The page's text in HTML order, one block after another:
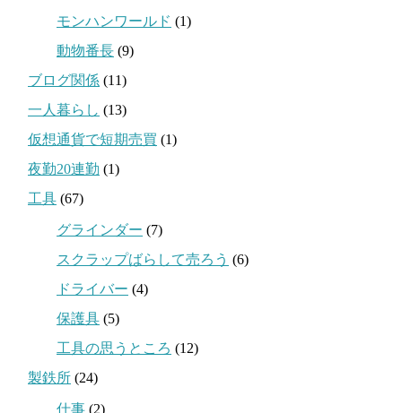
モンハンワールド (1)
動物番長 (9)
ブログ関係 (11)
一人暮らし (13)
仮想通貨で短期売買 (1)
夜勤20連勤 (1)
工具 (67)
グラインダー (7)
スクラップばらして売ろう (6)
ドライバー (4)
保護具 (5)
工具の思うところ (12)
製鉄所 (24)
仕事 (2)